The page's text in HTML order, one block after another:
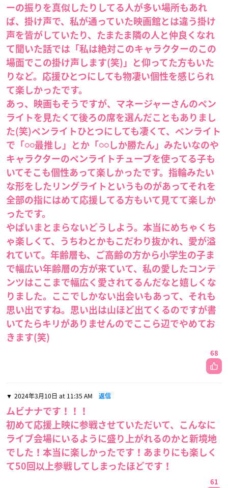
ーの振りを真似したりしてる人が多い場所もあれ
ば、掛け声で、私が通っていた映画館とは違う掛け
声を皆がしていたり、たまたま隣の人と仲良くなれ
て聞いた話では「私は絶対このキャラクターのこの
場面でこの掛け声します(笑)」と仰ってた方もいた
りなど。応援ひとつにしても物凄い個性を感じられ
て楽しかったです。
あっ、映画もそうですが、マネージャーさんのペン
ライトを見たくて後ろの席を選んだこともありまし
た(笑)ペンライトひとつにしても凄くて、ペンライト
で「𓏸𓏸最推し」とか「𓏸𓏸しか勝たん」みたいなのや
キャラクターのペンライトチューブを使ってる子も
いてそこも個性あって楽しかったです。指輪みたい
な形をしたリングライトというものがあってそれを
全部の指にはめて応援してる方もいて見てて楽しか
ったです。
やばいまとまらないどうしよう。本当にめちゃくち
ゃ楽しくて、うちわとかもこだわり抜かれ、愛が溢
れていて。年齢層も、ご高齢の方から小学生の子ま
で幅広い年齢層の方が来ていて、私の愛したコンテ
ンツはここまで幅広く愛されてるんだなと嬉しくな
りました。ここでしかない出会いもあって、それも
思い出ですね。思い出は山ほど出てくるのですが書
いてたらキリがありませんのでここら辺でやめてお
きます(笑)
68
2024年3月10日 at 11:35 AM 返信
ムビナナです！！！
初めて応援上映に参戦させていただいて、こんなに
ライブ会場にいるように盛り上がれるのかと新境地
でした！本当に楽しかったです！あまりにも楽しく
て50回以上参戦してしまったほどです！
61